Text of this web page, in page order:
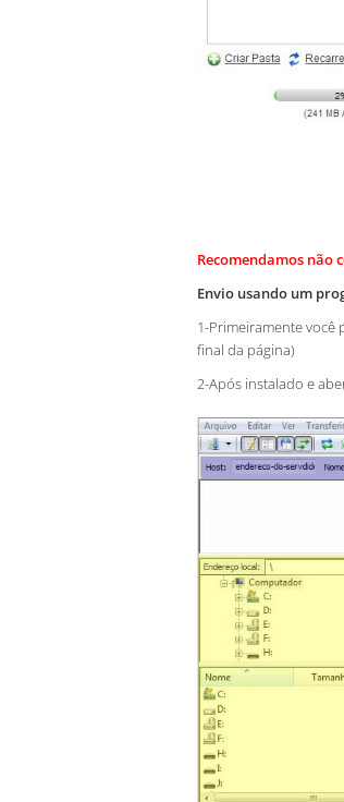
Recomendamos não
Envio usando um
1-Primeiramente você
final da página)
2-Após instalado e